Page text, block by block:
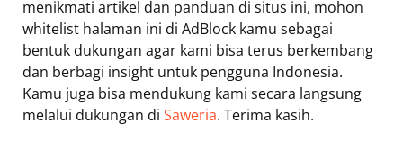
menikmati artikel dan panduan di situs ini, mohon
whitelist halaman ini di AdBlock kamu sebagai
bentuk dukungan agar kami bisa terus berkembang
dan berbagi insight untuk pengguna Indonesia.
Kamu juga bisa mendukung kami secara langsung
melalui dukungan di Saweria. Terima kasih.